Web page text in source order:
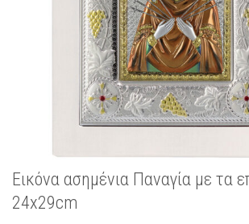
Εικόνα ασημένια Παναγία με τα
24x29cm